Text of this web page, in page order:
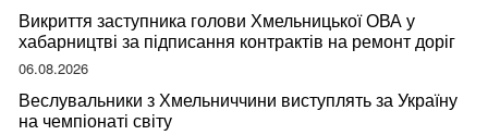
Викриття заступника голови Хмельницької ОВА у
хабарництві за підписання контрактів на ремонт доріг
06.08.2026
Веслувальники з Хмельниччини виступлять за Україну
на чемпіонаті світу